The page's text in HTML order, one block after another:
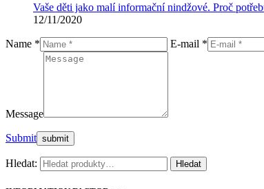
Vaše děti jako malí informační nindžové. Proč
12/11/2020
Name * E-mail *
Message
Submit
Hledat: Hledat